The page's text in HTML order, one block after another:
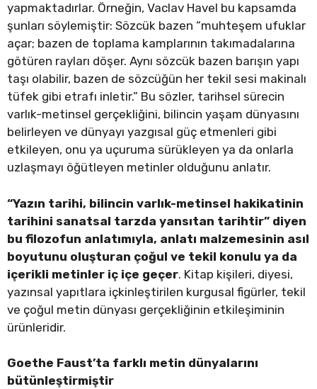
yapmaktadırlar. Örneğin, Vaclav Havel bu kapsamda
şunları söylemiştir: Sözcük bazen “muhteşem ufuklar
açar; bazen de toplama kamplarının takımadalarına
götüren rayları döşer. Aynı sözcük bazen barışın yapı
taşı olabilir, bazen de sözcüğün her tekil sesi makinalı
tüfek gibi etrafı inletir.” Bu sözler, tarihsel sürecin
varlık-metinsel gerçekliğini, bilincin yaşam dünyasını
belirleyen ve dünyayı yazgısal güç etmenleri gibi
etkileyen, onu ya uçuruma sürükleyen ya da onlarla
uzlaşmayı öğütleyen metinler olduğunu anlatır.
“Yazın tarihi, bilincin varlık-metinsel hakikatinin
tarihini sanatsal tarzda yansıtan tarihtir” diyen
bu filozofun anlatımıyla, anlatı malzemesinin asıl
boyutunu oluşturan çoğul ve tekil konulu ya da
içerikli metinler iç içe geçer. Kitap kişileri, diyesi,
yazınsal yapıtlara içkinleştirilen kurgusal figürler, tekil
ve çoğul metin dünyası gerçekliğinin etkileşiminin
ürünleridir.
Goethe Faust’ta farklı metin dünyalarını
bütünleştirmiştir